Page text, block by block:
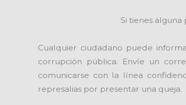
Si tienes
Cualquier ciudadano puede
corrupción pública. Envíe un
comunicarse con la línea
represalias por presentar una queja.